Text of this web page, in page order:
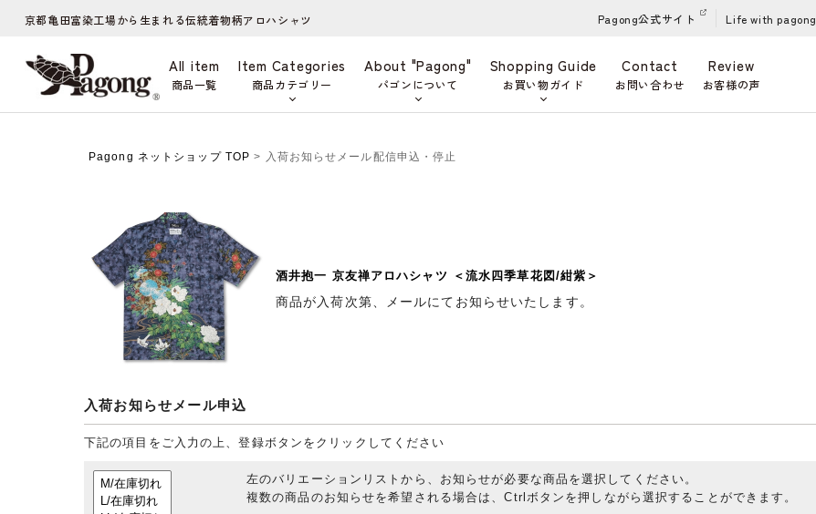
京都亀田富染工場から生まれる伝統着物柄アロハシャツ Pagong公式サイト Life with pagong
All item
商品一覧
Item Categories
商品カテゴリー
About "Pagong"
パゴンについて
Shopping Guide
お買い物ガイド
Contact
お問い合わせ
Review
お客様の声
Pagong ネットショップ TOP > 入荷お知らせメール配信申込・停止
酒井抱一 京友禅アロハシャツ ＜流水四季草花図/紺紫＞
商品が入荷次第、メールにてお知らせいたします。
入荷お知らせメール申込
下記の項目をご入力の上、登録ボタンをクリックしてください
左のバリエーションリストから、お知らせが必要な商品を選択してください。
複数の商品のお知らせを希望される場合は、Ctrlボタンを押しながら選択することができます。